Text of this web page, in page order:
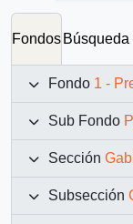
Fondos
Fondo 1 -
Sub Fondo
Sección
Subsección